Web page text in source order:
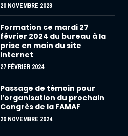
20 NOVEMBRE 2023
Formation ce mardi 27
février 2024 du bureau à la
prise en main du site
internet
27 FÉVRIER 2024
Passage de témoin pour
l’organisation du prochain
Congrès de la FAMAF
20 NOVEMBRE 2024